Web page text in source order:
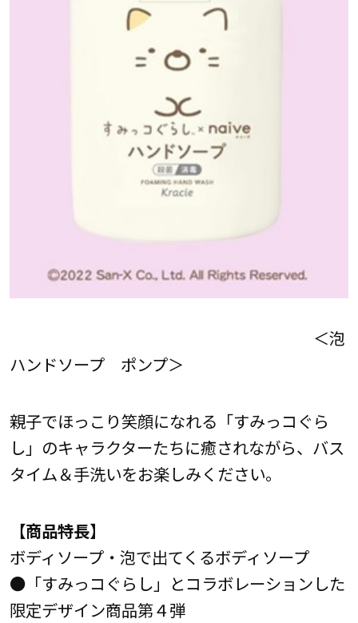
＜泡
ハンドソープ ポンプ＞
親子でほっこり笑顔になれる「すみっコぐら
し」のキャラクターたちに癒されながら、バス
タイム＆手洗いをお楽しみください。
【商品特長】
ボディソープ・泡で出てくるボディソープ
●「すみっコぐらし」とコラボレーションした
限定デザイン商品第４弾